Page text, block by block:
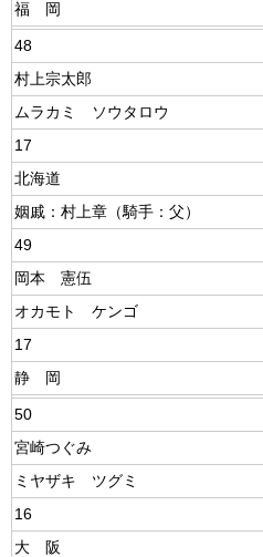
福 岡
48
村上宗太郎
ムラカミ ソウタロウ
17
北海道
姻戚：村上章（騎手：父）
49
岡本 憲伍
オカモト ケンゴ
17
静 岡
50
宮崎つぐみ
ミヤザキ ツグミ
16
大 阪